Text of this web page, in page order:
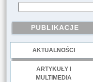
PUBLIKACJE
AKTUALNOŚCI
ARTYKUŁY I
MULTIMEDIA